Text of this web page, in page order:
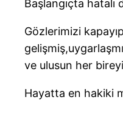
Başlangıçta
Gözlerimizi
ve ulusun her
Hayatta en hakiki